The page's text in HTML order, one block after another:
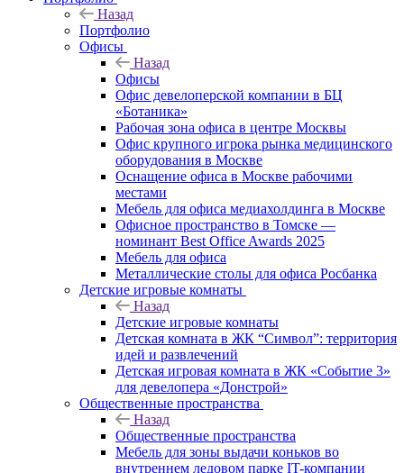
Назад
Портфолио
Офисы
Назад
Офисы
Офис девелоперской компании в БЦ
«Ботаника»
Рабочая зона офиса в центре Москвы
Офис крупного игрока рынка медицинского
оборудования в Москве
Оснащение офиса в Москве рабочими
местами
Мебель для офиса медиахолдинга в Москве
Офисное пространство в Томске —
номинант Best Office Awards 2025
Мебель для офиса
Металлические столы для офиса Росбанка
Детские игровые комнаты
Назад
Детские игровые комнаты
Детская комната в ЖК “Символ”: территория
идей и развлечений
Детская игровая комната в ЖК «Событие 3»
для девелопера «Донстрой»
Общественные пространства
Назад
Общественные пространства
Мебель для зоны выдачи коньков во
внутреннем ледовом парке IT-компании